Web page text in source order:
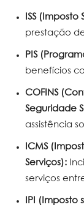
ISS (Imposto
prestação
PIS
benefícios
COFINS
Seguridade
assistência
ICMS
Serviços):
serviços
IPI (Imposto